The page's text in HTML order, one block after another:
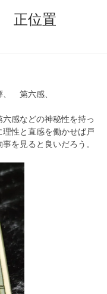
正位置
、 第六感、
感などの神秘性を持っ
性と直感を働かせば戸
を見ると良いだろう。